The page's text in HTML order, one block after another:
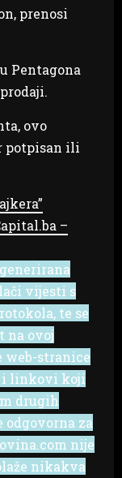
prenosi
Pentagona
ovo
potpisan ili
–
vijesti s
te se
ovoj
web-stranice
i linkovi koji
drugih
za
nije
nikakva